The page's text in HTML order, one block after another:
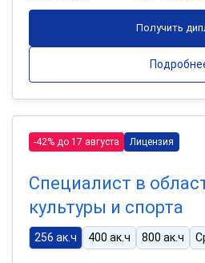
Получить
-42% до 17 августа Лицензия
Специалист в
культуры и спорта
256 ак.ч 400 ак.ч 800 ак.ч